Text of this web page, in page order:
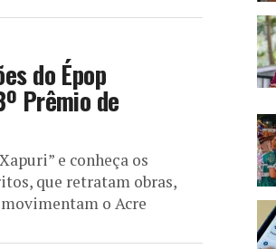
do Épop
Prêmio de
e conheça os
que retratam obras,
o Acre